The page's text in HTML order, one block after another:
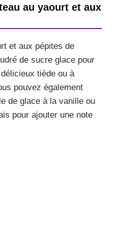
au yaourt et aux
et aux pépites de
de sucre glace pour
tiède ou à
pouvez également
de glace à la vanille ou
pour ajouter une note